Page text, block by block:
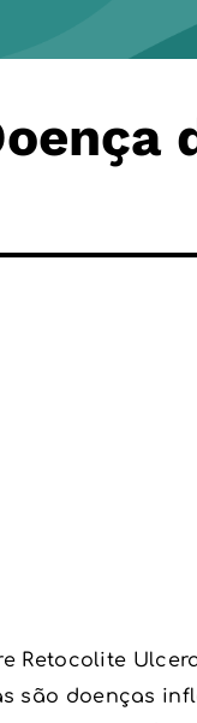
Retocolite
são doenças